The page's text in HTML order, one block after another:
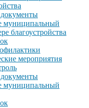
муниципальный
благоустройства
мероприятия
муниципальный